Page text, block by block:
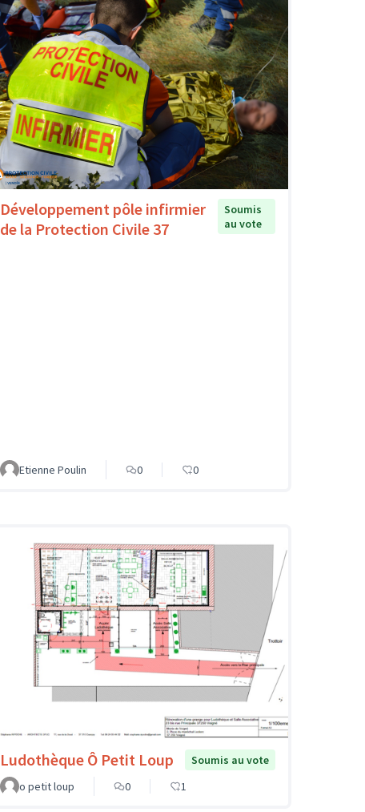
Développement pôle infirmier
de la Protection Civile 37
Soumis
au vote
Etienne Poulin 0 0
Ludothèque Ô Petit Loup
Soumis au vote
o petit loup
0 1